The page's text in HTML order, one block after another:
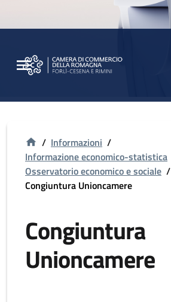
/ Informazioni /
Informazione economico-statistica
Osservatorio economico e sociale /
Congiuntura Unioncamere
Congiuntura
Unioncamere